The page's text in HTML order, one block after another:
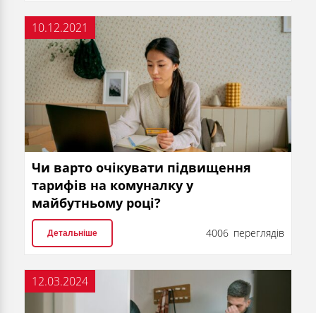
10.12.2021
Чи варто очікувати підвищення
тарифів на комуналку у
майбутньому році?
Детальніше 4006 переглядів
12.03.2024